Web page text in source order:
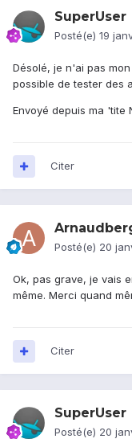
SuperUser
Posté(e) 19
Désolé, je n'ai pas
possible de tester des
Envoyé depuis ma 'tite
Citer
Posté(e) 20
Ok, pas grave, je vais
même. Merci quand
Citer
SuperUser
Posté(e) 20